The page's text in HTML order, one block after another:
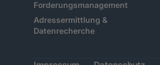
Forderungsmanagement
Adressermittlung &
Datenrecherche